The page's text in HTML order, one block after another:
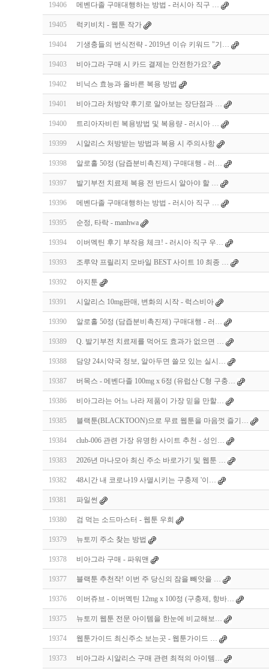
19406 메벤다졸 구매대행하는 방법 - 러시아 직구 …
19405 럭키비치 - 웹툰 작가
19404 기생충들의 번식전략 - 2019년 이슈 키워드 "기…
19403 비아그라 구매 시 카드 결제는 안전한가요?
19402 비닉스 효능과 올바른 복용 방법
19401 비아그라 처방약 후기로 알아보는 장단점과 …
19400 트리아자비린 복용방법 및 복용량 - 러시아 …
19399 시알리스 처방받는 방법과 복용 시 주의사항
19398 알로홀 50정 (담즙분비촉진제) 구매대행 - 러…
19397 발기부전 치료제 복용 전 반드시 알아야 할 …
19396 메벤다졸 구매대행하는 방법 - 러시아 직구 …
19395 순정, 타락 - manhwa
19394 이버멕틴 후기 부작용 체크! - 러시아 직구 우…
19393 조루약 프릴리지 모바일 BEST 사이트 10 최종 …
19392 아지툰
19391 시알리스 10mg판매, 변화의 시작 - 럭스비아
19390 알로홀 50정 (담즙분비촉진제) 구매대행 - 러…
19389 Q. 발기부전 치료제를 먹어도 효과가 없으면 …
19388 담양 24시약국 정보, 알아두면 쓸모 있는 실시…
19387 버목스 - 메벤다졸 100mg x 6정 (유럽산 C형 구충…
19386 비아그라는 어느 나라 제품이 가장 믿을 만할…
19385 블랙툰(BLACKTOON)으로 무료 웹툰을 마음껏 즐기…
19384 club-006 관련 가장 유명한 사이트 추천 - 성인…
19383 2026년 마나모아 최신 주소 바로가기 및 웹툰 …
19382 48시간 내 코로나19 사멸시키는 구충제 '이…
19381 파일썬
19380 검 먹는 소드마스터 - 웹툰 우희
19379 뉴토끼 주소 찾는 방법
19378 비아그라 구매 - 파워맨
19377 블랙툰 추천작! 이번 주 당신의 잠을 빼앗을 …
19376 이버쥬브 - 이버멕틴 12mg x 100정 (구충제, 항바…
19375 뉴토끼 웹툰 전문 아이템을 한눈에 비교해보…
19374 웹툰가이드 최신주소 보는곳 - 웹툰가이드 …
19373 비아그라 시알리스 구매 관련 최적의 아이템…